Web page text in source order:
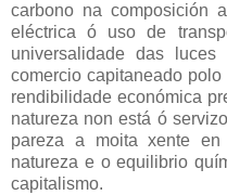
carbono na composición
eléctrica ó uso de
universalidade das
comercio capitaneado
rendibilidade económica
natureza non está ó
pareza a moita xente en
natureza e o equilibrio
capitalismo.